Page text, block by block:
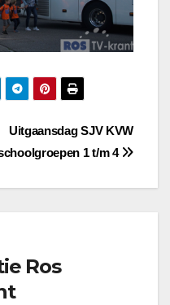
Uitgaansdag SJV KVW
1 t/m 4
Ros